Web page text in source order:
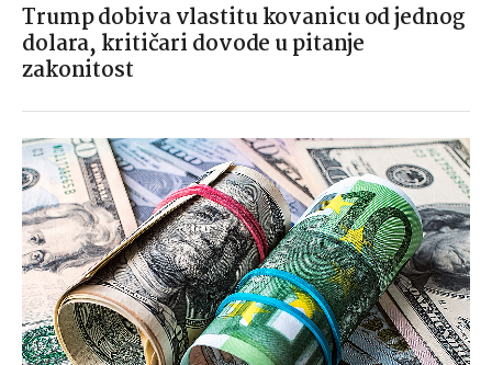
Trump dobiva vlastitu kovanicu od jednog
dolara, kritičari dovode u pitanje
zakonitost